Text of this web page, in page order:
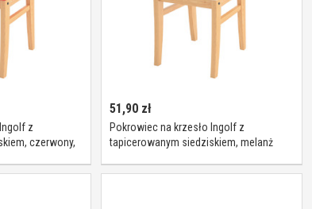
z
czerwony,
51,90 zł
Pokrowiec na krzesło Ingolf z
tapicerowanym siedziskiem, melanż